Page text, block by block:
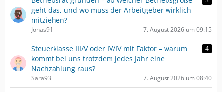
geht das, und wo muss der Arbeitgeber wirklich
mitziehen?
Jonas91 7. August 2026 um 09:15
Steuerklasse III/V oder IV/IV mit Faktor – warum
kommt bei uns trotzdem jedes Jahr eine
Nachzahlung raus?
4
Sara93 7. August 2026 um 08:40